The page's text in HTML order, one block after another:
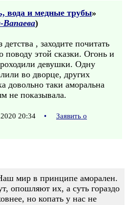
вода и медные трубы»
)
, заходите почитать
этой сказки. Огонь и
девушки. Одну
во дворце, других
довольно таки аморальна
не показывала.
20:34 •
Заявить о
мир в принципе аморален.
опошляют их, а суть гораздо
но копать у нас не